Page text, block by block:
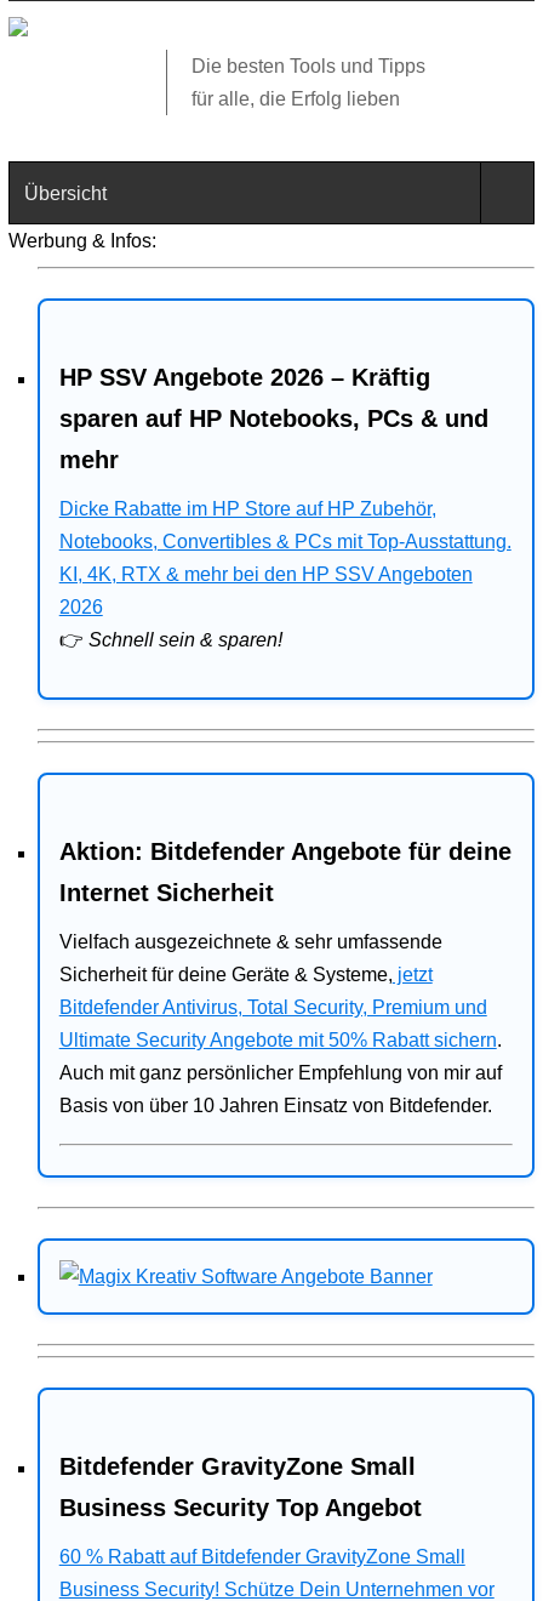
Die besten Tools und Tipps
für alle, die Erfolg lieben
Übersicht
Technik
Web
Business
Angebote
Bitdefender
Ratgeber
Werbung & Infos:
HP SSV Angebote 2026 – Kräftig
sparen auf HP Notebooks, PCs & und
mehr
Dicke Rabatte im HP Store auf HP Zubehör,
Notebooks, Convertibles & PCs mit Top-Ausstattung.
KI, 4K, RTX & mehr bei den HP SSV Angeboten
2026
👉 Schnell sein & sparen!
Aktion: Bitdefender Angebote für deine
Internet Sicherheit
Vielfach ausgezeichnete & sehr umfassende
Sicherheit für deine Geräte & Systeme, jetzt
Bitdefender Antivirus, Total Security, Premium und
Ultimate Security Angebote mit 50% Rabatt sichern.
Auch mit ganz persönlicher Empfehlung von mir auf
Basis von über 10 Jahren Einsatz von Bitdefender.
Bitdefender GravityZone Small
Business Security Top Angebot
60 % Rabatt auf Bitdefender GravityZone Small
Business Security! Schütze Dein Unternehmen vor